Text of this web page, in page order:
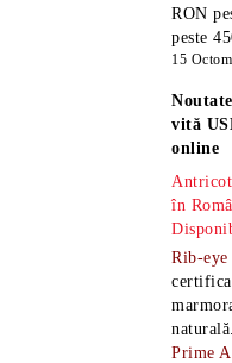
RON
peste
15
vită
online
în
Rib-
Prime